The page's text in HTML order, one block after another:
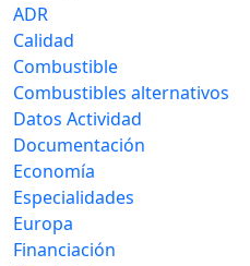
ADR
Calidad
Combustible
Combustibles alternativos
Datos Actividad
Documentación
Economía
Especialidades
Europa
Financiación